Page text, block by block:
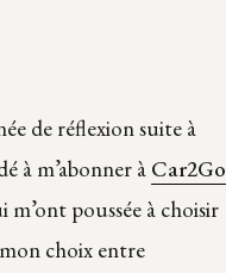
de réflexion suite à
à m’abonner à Car2Go
poussée à choisir
choix entre